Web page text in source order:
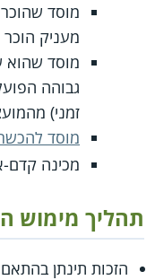
מוסד
מעניק
מוסד שהוא
גבוהה
זמני)
מוסד
מכינה
תהליך מימוש
הזכות תינתן